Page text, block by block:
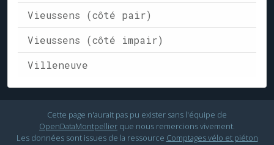
Vieussens (côté pair)
Vieussens (côté impair)
Villeneuve
Cette page n'aurait pas pu exister sans l'équipe de
OpenDataMontpellier que nous remercions vivement.
Les données sont issues de la ressource Comptages vélo et piéton